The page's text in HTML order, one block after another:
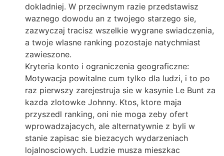
dokladniej. W przeciwnym razie przedstawisz
waznego dowodu an z twojego starzego sie,
zazwyczaj tracisz wszelkie wygrane swiadczenia,
a twoje wlasne ranking pozostaje natychmiast
zawieszone.
Kryteria konto i ograniczenia geograficzne:
Motywacja powitalne cum tylko dla ludzi, i to po
raz pierwszy zarejestruja sie w kasynie Le Bunt za
kazda zlotowke Johnny. Ktos, ktore maja
przyszedl ranking, oni nie moga zeby ofert
wprowadzajacych, ale alternatywnie z byli w
stanie zapisac sie biezacych wydarzeniach
lojalnosciowych. Ludzie musza mieszkac